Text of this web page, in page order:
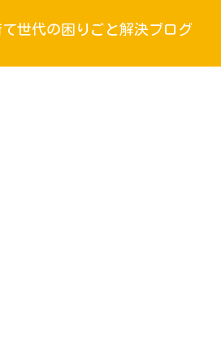
世代の困りごと解決ブログ